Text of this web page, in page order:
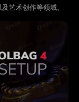
艺术创作等领域。